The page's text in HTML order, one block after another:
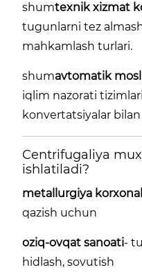
shumtexnik xizmat
tugunlarni tez
mahkamlash turlari.
shumavtomatik
iqlim nazorati
konvertatsiyalar
Centrifugaliya
ishlatiladi?
metallurgiya
qazish uchun
oziq-ovqat sanoati-
hidlash, sovutish